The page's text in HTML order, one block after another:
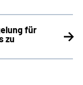
für
zu